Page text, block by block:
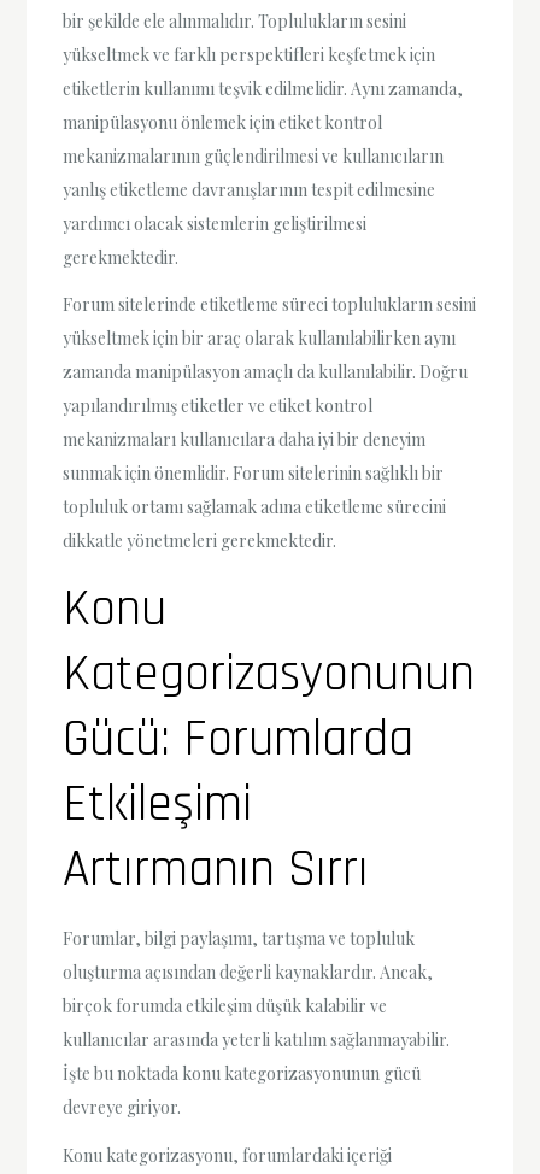
bir şekilde ele alınmalıdır. Toplulukların sesini
yükseltmek ve farklı perspektifleri keşfetmek için
etiketlerin kullanımı teşvik edilmelidir. Aynı zamanda,
manipülasyonu önlemek için etiket kontrol
mekanizmalarının güçlendirilmesi ve kullanıcıların
yanlış etiketleme davranışlarının tespit edilmesine
yardımcı olacak sistemlerin geliştirilmesi
gerekmektedir.
Forum sitelerinde etiketleme süreci toplulukların sesini
yükseltmek için bir araç olarak kullanılabilirken aynı
zamanda manipülasyon amaçlı da kullanılabilir. Doğru
yapılandırılmış etiketler ve etiket kontrol
mekanizmaları kullanıcılara daha iyi bir deneyim
sunmak için önemlidir. Forum sitelerinin sağlıklı bir
topluluk ortamı sağlamak adına etiketleme sürecini
dikkatle yönetmeleri gerekmektedir.
Konu
Kategorizasyonunun
Gücü: Forumlarda
Etkileşimi
Artırmanın Sırrı
Forumlar, bilgi paylaşımı, tartışma ve topluluk
oluşturma açısından değerli kaynaklardır. Ancak,
birçok forumda etkileşim düşük kalabilir ve
kullanıcılar arasında yeterli katılım sağlanmayabilir.
İşte bu noktada konu kategorizasyonunun gücü
devreye giriyor.
Konu kategorizasyonu, forumlardaki içeriği